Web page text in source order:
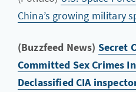
China’s growing military
(Buzzfeed News) Secret
Committed Sex Crimes
Declassified CIA